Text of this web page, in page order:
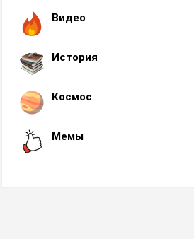
Видео
История
Космос
Мемы